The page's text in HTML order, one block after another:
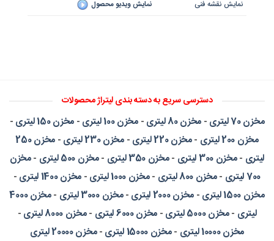
نمایش نقشه فنی نمایش ویدیو محصول
دسترسی سریع به دسته بندی لیتراژ محصولات
مخزن 70 لیتری - مخزن 80 لیتری -مخزن 100 لیتری -مخزن 150 لیتری
-
مخزن 200 لیتری
-مخزن 220 لیتری -مخزن 230 لیتری -
مخزن 250
لیتری -مخزن 300 لیتری -مخزن 350 لیتری -مخزن 500 لیتری -مخزن
700 لیتری
-مخزن 800 لیتری -مخزن 1000 لیتری -مخزن 1400 لیتری
-
مخزن 1500 لیتری
-مخزن 2000 لیتری -مخزن 3000 لیتری -
مخزن 4000
لیتری -مخزن 5000 لیتری - مخزن 6000 لیتری -مخزن 8000 لیتری
-
مخزن 10000 لیتری
-مخزن 15000 لیتری -مخزن 20000 لیتری